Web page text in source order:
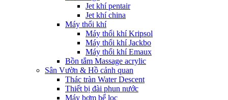
Jet khí pentair
Jet khí china
Máy thổi khí
Máy thổi khí Kripsol
Máy thổi khí Jackbo
Máy thổi khí Emaux
Bồn tắm Massage acrylic
Sân Vườn & Hồ cảnh quan
Thác tràn Water Descent
Thiết bị đài phun nước
Máy bơm bể lọc